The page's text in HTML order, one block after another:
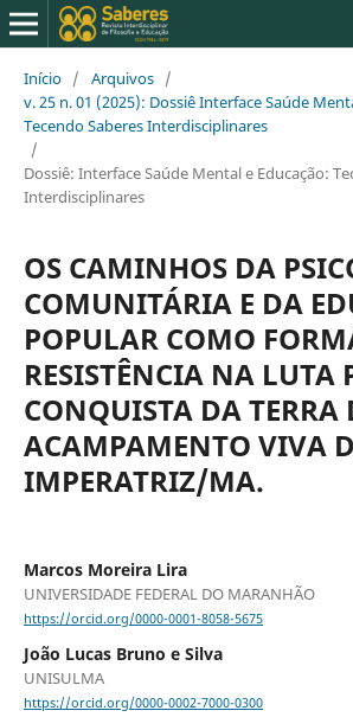
Início / Arquivos /
v. 25 n. 01 (2025): Dossiê Interface Saúde
Tecendo Saberes Interdisciplinares
/
Dossiê: Interface Saúde Mental e Educação:
Interdisciplinares
OS CAMINHOS DA
COMUNITÁRIA E DA
POPULAR COMO
RESISTÊNCIA NA LUTA
CONQUISTA DA TERRA
ACAMPAMENTO VIVA
IMPERATRIZ/MA.
Marcos Moreira Lira
UNIVERSIDADE FEDERAL DO MARANHÃO
https://orcid.org/0000-0001-8058-5675
João Lucas Bruno e Silva
UNISULMA
https://orcid.org/0000-0002-7000-0300